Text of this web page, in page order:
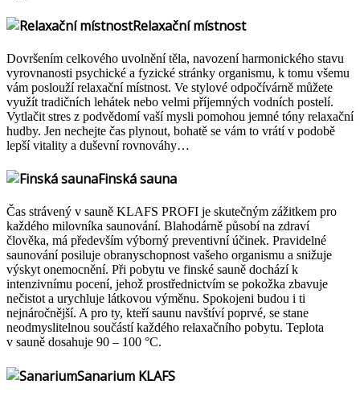
Relaxační místnost
Dovršením celkového uvolnění těla, navození harmonického stavu
vyrovnanosti psychické a fyzické stránky organismu, k tomu všemu
vám poslouží relaxační místnost. Ve stylové odpočívárně můžete
využít tradičních lehátek nebo velmi příjemných vodních postelí.
Vytlačit stres z podvědomí vaší mysli pomohou jemné tóny relaxační
hudby. Jen nechejte čas plynout, bohatě se vám to vrátí v podobě
lepší vitality a duševní rovnováhy…
Finská sauna
Čas strávený v sauně KLAFS PROFI je skutečným zážitkem pro
každého milovníka saunování. Blahodárně působí na zdraví
člověka, má především výborný preventivní účinek. Pravidelné
saunování posiluje obranyschopnost vašeho organismu a snižuje
výskyt onemocnění. Při pobytu ve finské sauně dochází k
intenzivnímu pocení, jehož prostřednictvím se pokožka zbavuje
nečistot a urychluje látkovou výměnu. Spokojeni budou i ti
nejnáročnější. A pro ty, kteří saunu navštíví poprvé, se stane
neodmyslitelnou součástí každého relaxačního pobytu. Teplota
v sauně dosahuje 90 – 100 °C.
Sanarium KLAFS